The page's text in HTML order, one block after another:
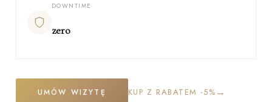
DOWNTIME
zero
UMÓW WIZYTĘ KUP Z RABATEM -5% →